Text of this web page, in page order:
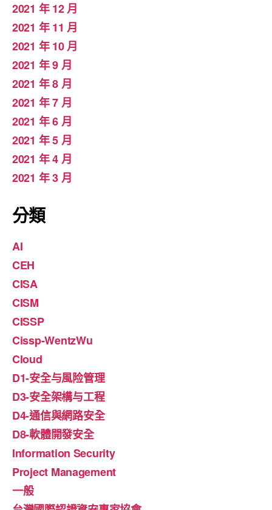
2021 年 12 月
2021 年 11 月
2021 年 10 月
2021 年 9 月
2021 年 8 月
2021 年 7 月
2021 年 6 月
2021 年 5 月
2021 年 4 月
2021 年 3 月
分類
AI
CEH
CISA
CISM
CISSP
Cissp-WentzWu
Cloud
D1-安全与風险管理
D3-安全架構与工程
D4-通信與網路安全
D8-軟體開發安全
Information Security
Project Management
一般